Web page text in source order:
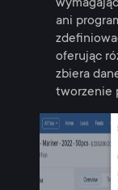
ani
oferując
zbiera
tworzenie